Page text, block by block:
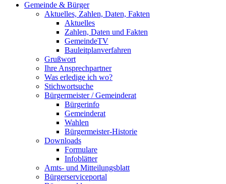
Gemeinde & Bürger
Aktuelles, Zahlen, Daten, Fakten
Aktuelles
Zahlen, Daten und Fakten
GemeindeTV
Bauleitplanverfahren
Grußwort
Ihre Ansprechpartner
Was erledige ich wo?
Stichwortsuche
Bürgermeister / Gemeinderat
Bürgerinfo
Gemeinderat
Wahlen
Bürgermeister-Historie
Downloads
Formulare
Infoblätter
Amts- und Mitteilungsblatt
Bürgerserviceportal